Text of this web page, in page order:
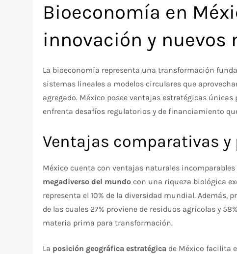
Bioeconomía en
innovación y nuevos
La bioeconomía representa una transformación
sistemas lineales a modelos circulares que
agregado. México posee ventajas estratégicas
enfrenta desafíos regulatorios y de financiamiento
Ventajas comparativas
México cuenta con ventajas naturales
megadiverso del mundo con una riqueza biológica
representa el 10% de la diversidad mundial. Además,
de las cuales 27% proviene de residuos agrícolas y
materia prima para transformación.​
La posición geográfica estratégica de México facilita